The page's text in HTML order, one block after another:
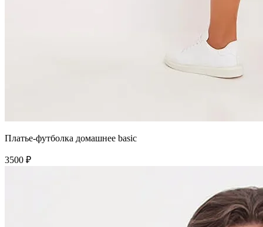
Платье-футболка домашнее basic
3500 ₽